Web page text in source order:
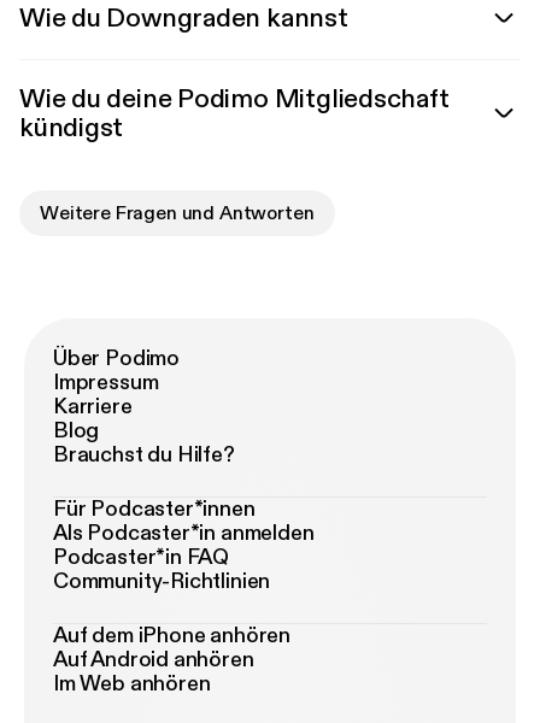
Wie du Downgraden kannst
Wie du deine Podimo Mitgliedschaft
kündigst
Weitere Fragen und Antworten
Über Podimo
Impressum
Karriere
Blog
Brauchst du Hilfe?
Für Podcaster*innen
Als Podcaster*in anmelden
Podcaster*in FAQ
Community-Richtlinien
Auf dem iPhone anhören
Auf Android anhören
Im Web anhören